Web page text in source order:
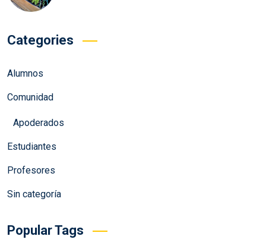
Categories
Alumnos
Comunidad
Apoderados
Estudiantes
Profesores
Sin categoría
Popular Tags